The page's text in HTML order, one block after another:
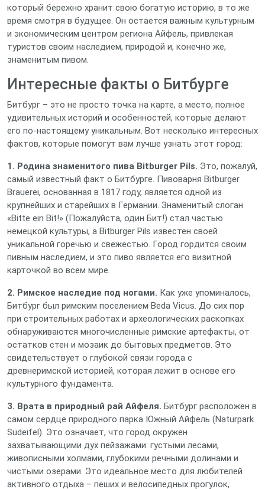
который бережно хранит свою богатую историю, в то же
время смотря в будущее. Он остается важным культурным
и экономическим центром региона Айфель, привлекая
туристов своим наследием, природой и, конечно же,
знаменитым пивом.
Интересные факты о Битбурге
Битбург – это не просто точка на карте, а место, полное
удивительных историй и особенностей, которые делают
его по-настоящему уникальным. Вот несколько интересных
фактов, которые помогут вам лучше узнать этот город:
1. Родина знаменитого пива Bitburger Pils. Это, пожалуй,
самый известный факт о Битбурге. Пивоварня Bitburger
Brauerei, основанная в 1817 году, является одной из
крупнейших и старейших в Германии. Знаменитый слоган
«Bitte ein Bit!» (Пожалуйста, один Бит!) стал частью
немецкой культуры, а Bitburger Pils известен своей
уникальной горечью и свежестью. Город гордится своим
пивным наследием, и это пиво является его визитной
карточкой во всем мире.
2. Римское наследие под ногами. Как уже упоминалось,
Битбург был римским поселением Beda Vicus. До сих пор
при строительных работах и археологических раскопках
обнаруживаются многочисленные римские артефакты, от
остатков стен и мозаик до бытовых предметов. Это
свидетельствует о глубокой связи города с
древнеримской историей, которая лежит в основе его
культурного фундамента.
3. Врата в природный рай Айфеля. Битбург расположен в
самом сердце природного парка Южный Айфель (Naturpark
Südeifel). Это означает, что город окружен
захватывающими дух пейзажами: густыми лесами,
живописными холмами, глубокими речными долинами и
чистыми озерами. Это идеальное место для любителей
активного отдыха – пеших и велосипедных прогулок,